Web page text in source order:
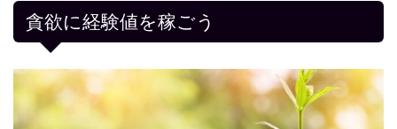
貪欲に経験値を稼ごう